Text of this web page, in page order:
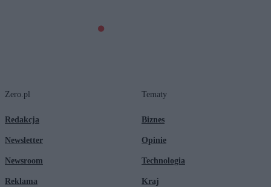
Zero.pl
Redakcja
Newsletter
Newsroom
Reklama
Tematy
Biznes
Opinie
Technologia
Kraj